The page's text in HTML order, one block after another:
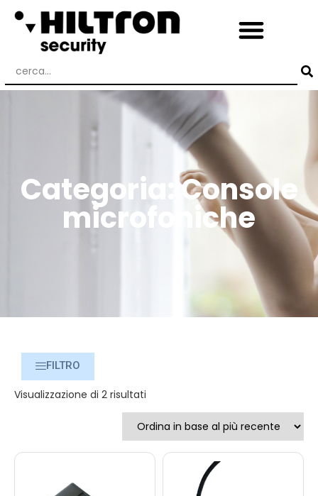
Categoria: Console
microfoniche
FILTRO
Visualizzazione di 2 risultati